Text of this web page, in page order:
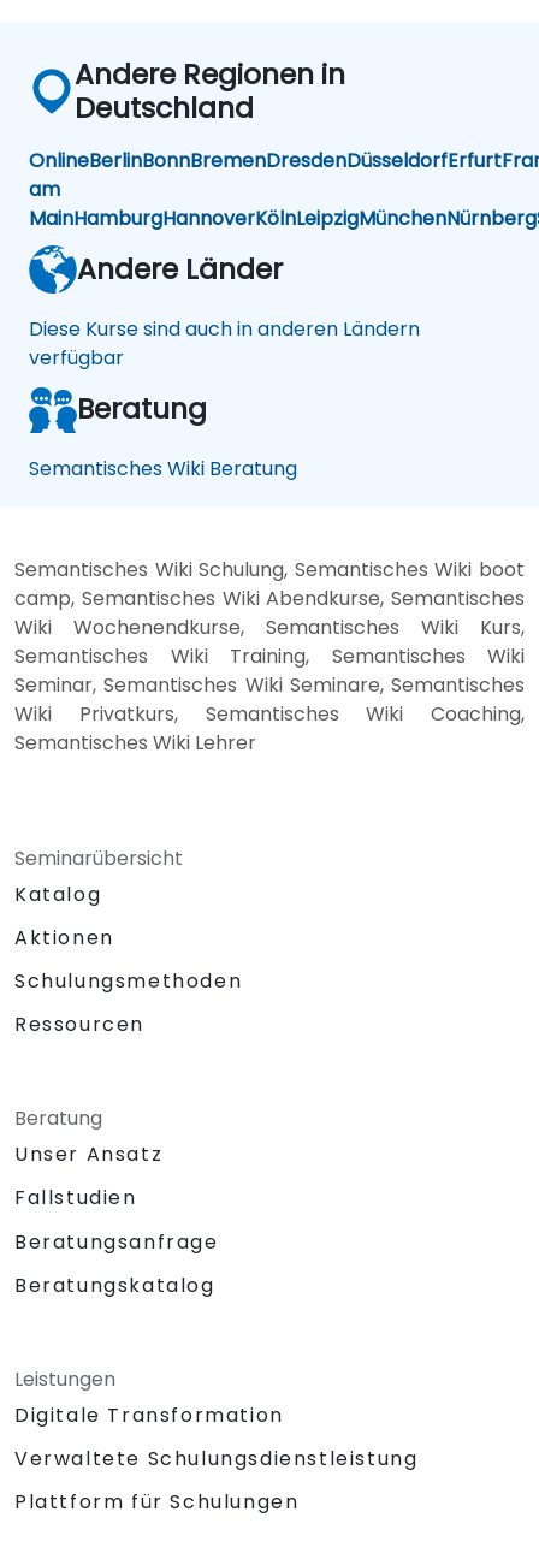
Andere Regionen in
Deutschland
OnlineBerlinBonnBremenDresdenDüsseldorfErfurt
am
MainHamburgHannoverKölnLeipzigMünchenNürnberg
Andere Länder
Diese Kurse sind auch in anderen Ländern
verfügbar
Beratung
Semantisches Wiki Beratung
Semantisches Wiki Schulung, Semantisches Wiki boot
camp, Semantisches Wiki Abendkurse, Semantisches
Wiki Wochenendkurse, Semantisches Wiki Kurs,
Semantisches Wiki Training, Semantisches Wiki
Seminar, Semantisches Wiki Seminare, Semantisches
Wiki Privatkurs, Semantisches Wiki Coaching,
Semantisches Wiki Lehrer
Seminarübersicht
Katalog
Aktionen
Schulungsmethoden
Ressourcen
Beratung
Unser Ansatz
Fallstudien
Beratungsanfrage
Beratungskatalog
Leistungen
Digitale Transformation
Verwaltete Schulungsdienstleistung
Plattform für Schulungen